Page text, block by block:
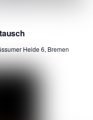
Heide 6, Bremen